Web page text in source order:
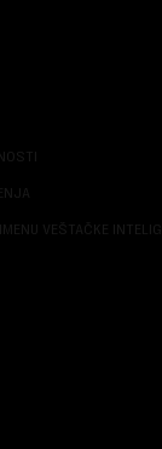
VEŠTAČKE